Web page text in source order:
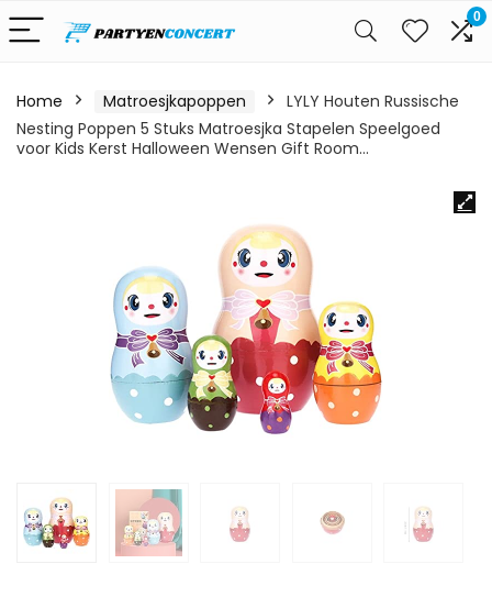
0
Home Matroesjkapoppen
LYLY Houten Russische
Nesting Poppen 5 Stuks Matroesjka Stapelen Speelgoed
voor Kids Kerst Halloween Wensen Gift Room…